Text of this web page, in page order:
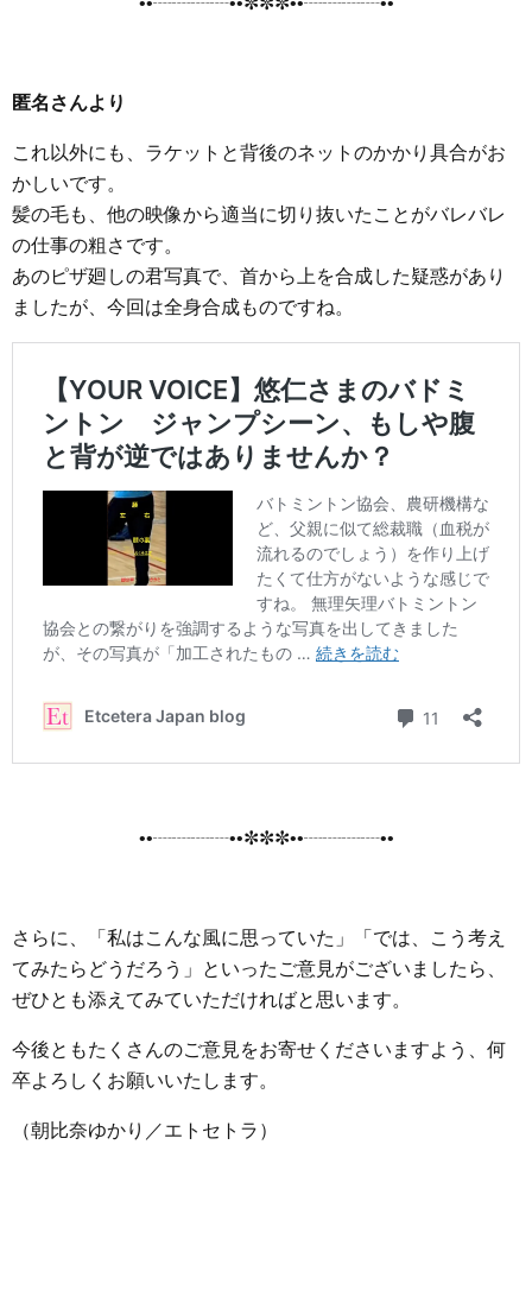
匿名さんより
これ以外にも、ラケットと背後のネットのかかり具合がお
かしいです。
髪の毛も、他の映像から適当に切り抜いたことがバレバレ
の仕事の粗さです。
あのピザ廻しの君写真で、首から上を合成した疑惑があり
ましたが、今回は全身合成ものですね。
••┈┈┈┈••✼✼✼••┈┈┈┈••
さらに、「私はこんな風に思っていた」「では、こう考え
てみたらどうだろう」といったご意見がございましたら、
ぜひとも添えてみていただければと思います。
今後ともたくさんのご意見をお寄せくださいますよう、何
卒よろしくお願いいたします。
（朝比奈ゆかり／エトセトラ）